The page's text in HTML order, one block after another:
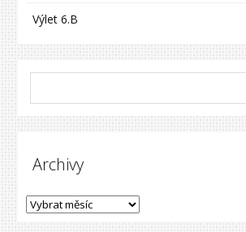
Výlet 6.B
Archivy